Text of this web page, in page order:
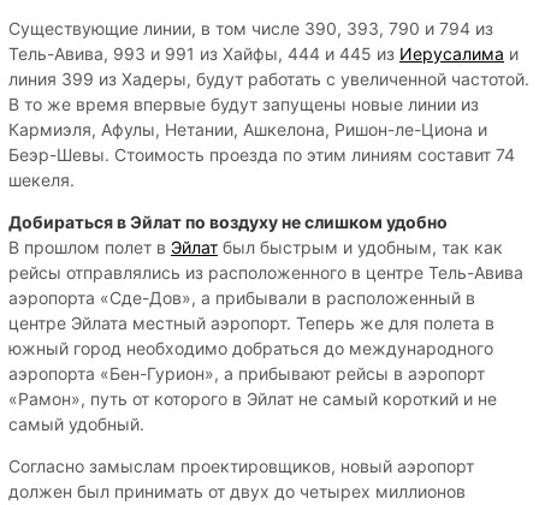
Существующие линии, в том числе 390, 393, 790 и 794 из
Тель-Авива, 993 и 991 из Хайфы, 444 и 445 из Иерусалима и
линия 399 из Хадеры, будут работать с увеличенной частотой.
В то же время впервые будут запущены новые линии из
Кармиэля, Афулы, Нетании, Ашкелона, Ришон-ле-Циона и
Беэр-Шевы. Стоимость проезда по этим линиям составит 74
шекеля.
Добираться в Эйлат по воздуху не слишком удобно
В прошлом полет в Эйлат был быстрым и удобным, так как
рейсы отправлялись из расположенного в центре Тель-Авива
аэропорта «Сде-Дов», а прибывали в расположенный в
центре Эйлата местный аэропорт. Теперь же для полета в
южный город необходимо добраться до международного
аэропорта «Бен-Гурион», а прибывают рейсы в аэропорт
«Рамон», путь от которого в Эйлат не самый короткий и не
самый удобный.
Согласно замыслам проектировщиков, новый аэропорт
должен был принимать от двух до четырех миллионов